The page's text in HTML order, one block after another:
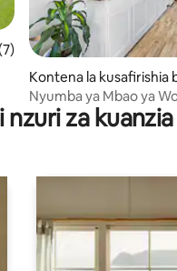
wa wastani wa 5 kati
Kontena la kusafirishia
huko New Glasgow
Nyumba ya Mbao ya
Cozy Den)
za